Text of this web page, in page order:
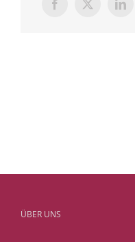
Facebook
X
ÜBER UNS